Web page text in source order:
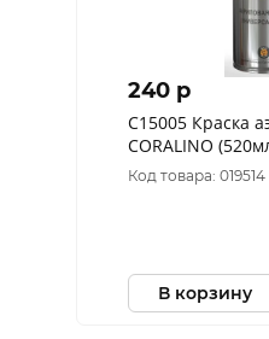
240 p
C15005 Краска
CORALINO
Сигнальный
Код товара: 019514
В корзину